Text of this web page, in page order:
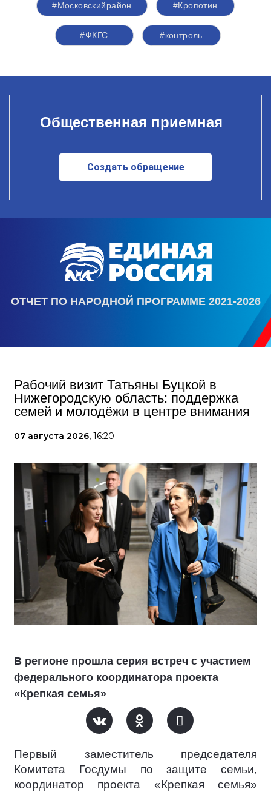
#Московскийрайон #Кропотин
#ФКГС #контроль
Общественная приемная
Создать обращение
ОТЧЕТ ПО НАРОДНОЙ ПРОГРАММЕ 2021-2026
Рабочий визит Татьяны Буцкой в
Нижегородскую область: поддержка
семей и молодёжи в центре внимания
07 августа 2026, 16:20
В регионе прошла серия встреч с участием
федерального координатора проекта
«Крепкая семья»
Первый заместитель председателя
Комитета Госдумы по защите семьи,
координатор проекта «Крепкая семья»